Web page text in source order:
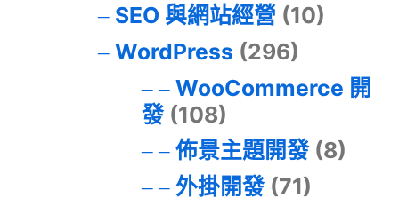
SEO 與網站經營 (10)
WordPress (296)
WooCommerce 開
發(108)
佈景主題開發(8)
外掛開發(71)